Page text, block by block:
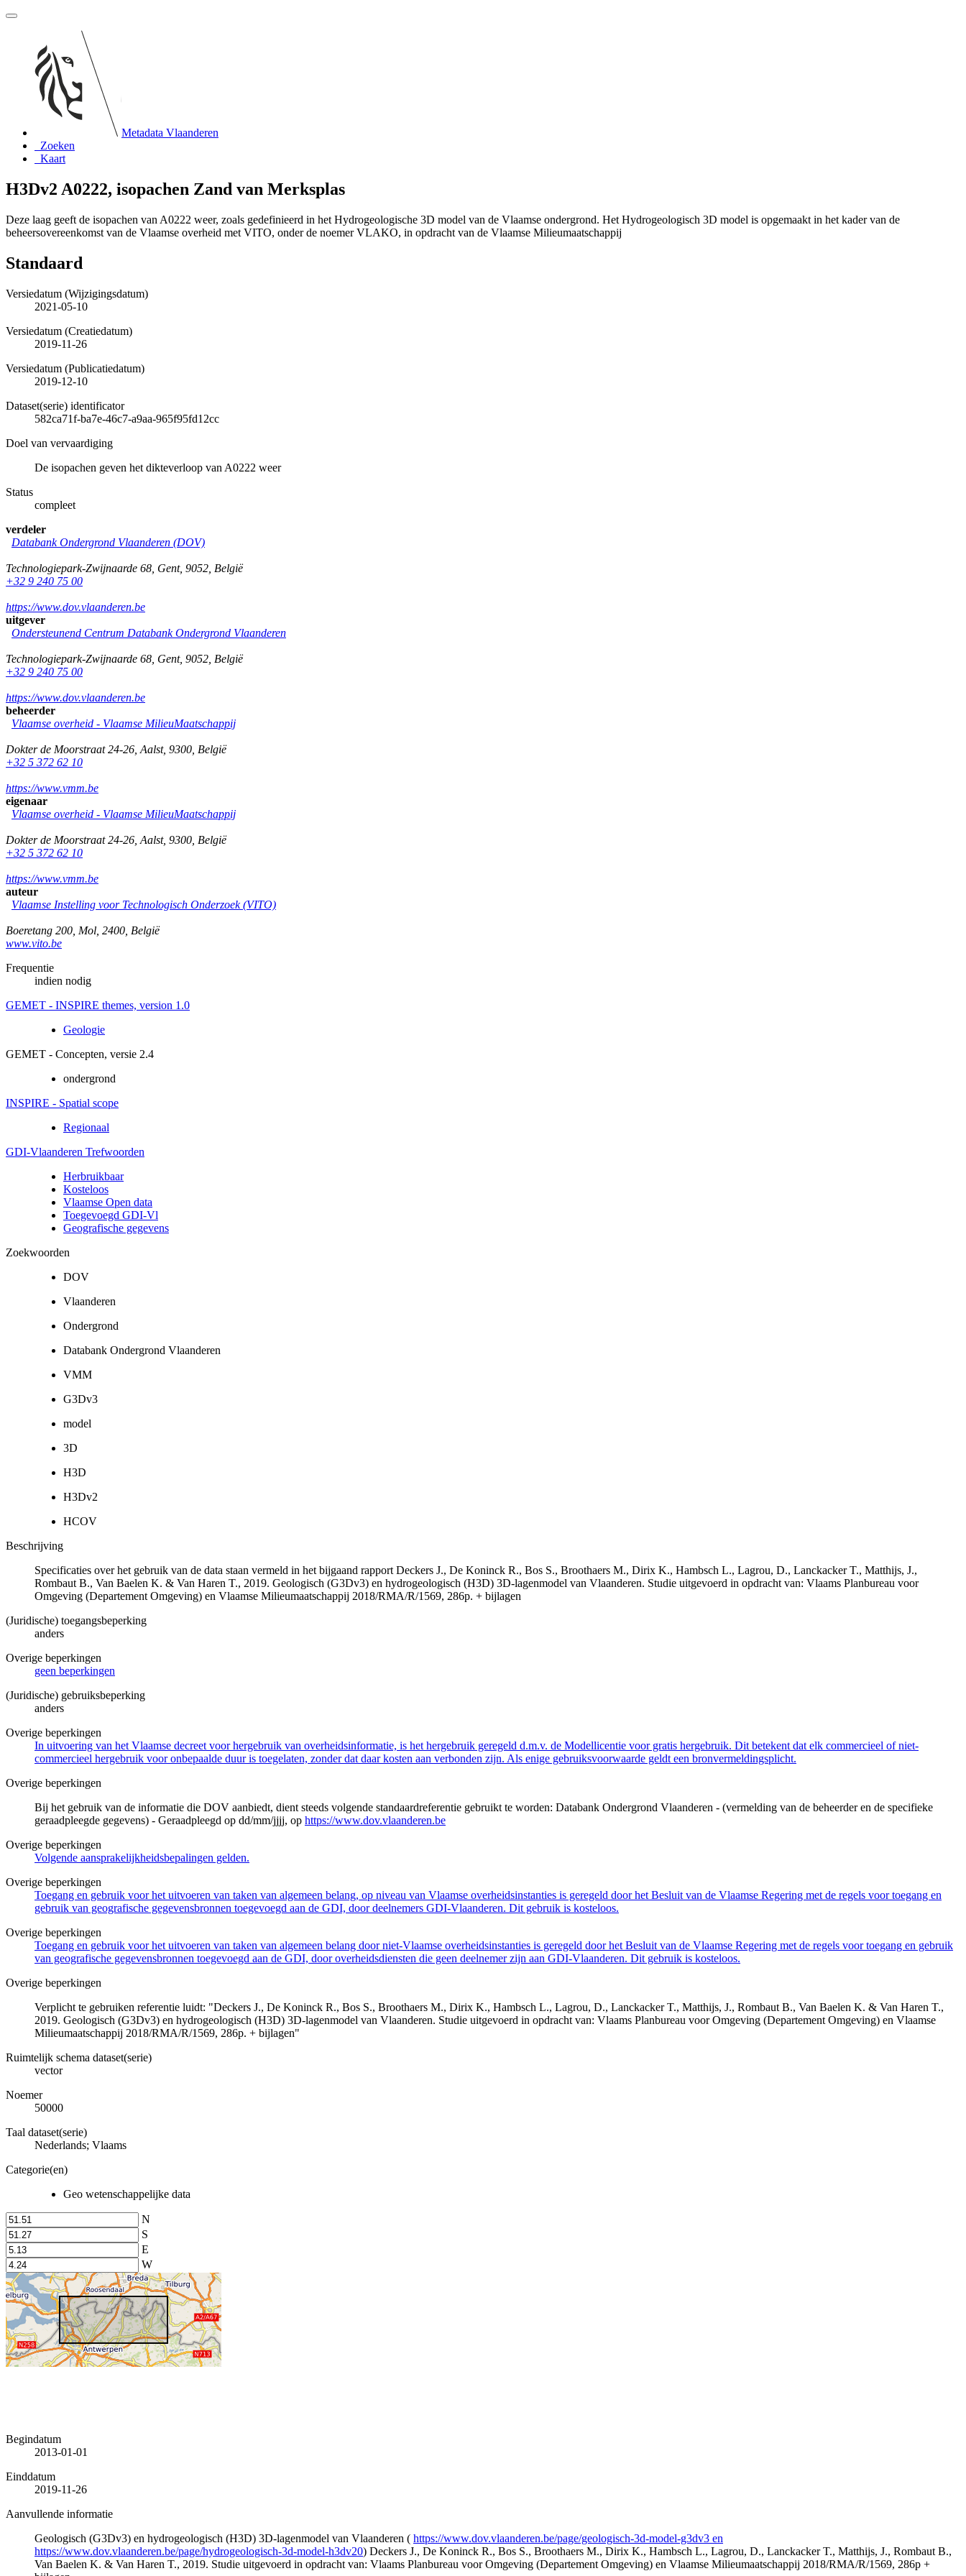
Metadata Vlaanderen
Zoeken
Kaart
H3Dv2 A0222, isopachen Zand van Merksplas
Deze laag geeft de isopachen van A0222 weer, zoals gedefinieerd in het Hydrogeologische 3D model van de Vlaamse ondergrond. Het Hydrogeologisch 3D model is opgemaakt in het kader van de
beheersovereenkomst van de Vlaamse overheid met VITO, onder de noemer VLAKO, in opdracht van de Vlaamse Milieumaatschappij
Standaard
Versiedatum (Wijzigingsdatum)
2021-05-10
Versiedatum (Creatiedatum)
2019-11-26
Versiedatum (Publicatiedatum)
2019-12-10
Dataset(serie) identificator
582ca71f-ba7e-46c7-a9aa-965f95fd12cc
Doel van vervaardiging
De isopachen geven het dikteverloop van A0222 weer
Status
compleet
verdeler
Databank Ondergrond Vlaanderen (DOV)
Technologiepark-Zwijnaarde 68 Gent, 9052 België
+32 9 240 75 00
https://www.dov.vlaanderen.be
uitgever
Ondersteunend Centrum Databank Ondergrond Vlaanderen
Technologiepark-Zwijnaarde 68 Gent, 9052 België
+32 9 240 75 00
https://www.dov.vlaanderen.be
beheerder
Vlaamse overheid - Vlaamse MilieuMaatschappij
Dokter de Moorstraat 24-26 Aalst, 9300 België
+32 5 372 62 10
https://www.vmm.be
eigenaar
Vlaamse overheid - Vlaamse MilieuMaatschappij
Dokter de Moorstraat 24-26 Aalst, 9300 België
+32 5 372 62 10
https://www.vmm.be
auteur
Vlaamse Instelling voor Technologisch Onderzoek (VITO)
Boeretang 200 Mol 2400 België
www.vito.be
Frequentie
indien nodig
GEMET - INSPIRE themes, version 1.0
Geologie
GEMET - Concepten, versie 2.4
ondergrond
INSPIRE - Spatial scope
Regionaal
GDI-Vlaanderen Trefwoorden
Herbruikbaar
Kosteloos
Vlaamse Open data
Toegevoegd GDI-Vl
Geografische gegevens
Zoekwoorden
DOV
Vlaanderen
Ondergrond
Databank Ondergrond Vlaanderen
VMM
G3Dv3
model
3D
H3D
H3Dv2
HCOV
Beschrijving
Specificaties over het gebruik van de data staan vermeld in het bijgaand rapport Deckers J., De Koninck R., Bos S., Broothaers M., Dirix K., Hambsch L., Lagrou, D., Lanckacker T., Matthijs, J.,
Rombaut B., Van Baelen K. & Van Haren T., 2019. Geologisch (G3Dv3) en hydrogeologisch (H3D) 3D-lagenmodel van Vlaanderen. Studie uitgevoerd in opdracht van: Vlaams Planbureau voor
Omgeving (Departement Omgeving) en Vlaamse Milieumaatschappij 2018/RMA/R/1569, 286p. + bijlagen
(Juridische) toegangsbeperking
anders
Overige beperkingen
geen beperkingen
(Juridische) gebruiksbeperking
anders
Overige beperkingen
In uitvoering van het Vlaamse decreet voor hergebruik van overheidsinformatie, is het hergebruik geregeld d.m.v. de Modellicentie voor gratis hergebruik. Dit betekent dat elk commercieel of niet-
commercieel hergebruik voor onbepaalde duur is toegelaten, zonder dat daar kosten aan verbonden zijn. Als enige gebruiksvoorwaarde geldt een bronvermeldingsplicht.
Overige beperkingen
Bij het gebruik van de informatie die DOV aanbiedt, dient steeds volgende standaardreferentie gebruikt te worden: Databank Ondergrond Vlaanderen - (vermelding van de beheerder en de specifieke
geraadpleegde gegevens) - Geraadpleegd op dd/mm/jjjj, op https://www.dov.vlaanderen.be
Overige beperkingen
Volgende aansprakelijkheidsbepalingen gelden.
Overige beperkingen
Toegang en gebruik voor het uitvoeren van taken van algemeen belang, op niveau van Vlaamse overheidsinstanties is geregeld door het Besluit van de Vlaamse Regering met de regels voor toegang en
gebruik van geografische gegevensbronnen toegevoegd aan de GDI, door deelnemers GDI-Vlaanderen. Dit gebruik is kosteloos.
Overige beperkingen
Toegang en gebruik voor het uitvoeren van taken van algemeen belang door niet-Vlaamse overheidsinstanties is geregeld door het Besluit van de Vlaamse Regering met de regels voor toegang en gebruik
van geografische gegevensbronnen toegevoegd aan de GDI, door overheidsdiensten die geen deelnemer zijn aan GDI-Vlaanderen. Dit gebruik is kosteloos.
Overige beperkingen
Verplicht te gebruiken referentie luidt: "Deckers J., De Koninck R., Bos S., Broothaers M., Dirix K., Hambsch L., Lagrou, D., Lanckacker T., Matthijs, J., Rombaut B., Van Baelen K. & Van Haren T.,
2019. Geologisch (G3Dv3) en hydrogeologisch (H3D) 3D-lagenmodel van Vlaanderen. Studie uitgevoerd in opdracht van: Vlaams Planbureau voor Omgeving (Departement Omgeving) en Vlaamse
Milieumaatschappij 2018/RMA/R/1569, 286p. + bijlagen"
Ruimtelijk schema dataset(serie)
vector
Noemer
50000
Taal dataset(serie)
Nederlands; Vlaams
Categorie(en)
Geo wetenschappelijke data
N
S
E
W
Begindatum
2013-01-01
Einddatum
2019-11-26
Aanvullende informatie
Geologisch (G3Dv3) en hydrogeologisch (H3D) 3D-lagenmodel van Vlaanderen ( https://www.dov.vlaanderen.be/page/geologisch-3d-model-g3dv3 en
https://www.dov.vlaanderen.be/page/hydrogeologisch-3d-model-h3dv20) Deckers J., De Koninck R., Bos S., Broothaers M., Dirix K., Hambsch L., Lagrou, D., Lanckacker T., Matthijs, J., Rombaut B.,
Van Baelen K. & Van Haren T., 2019. Studie uitgevoerd in opdracht van: Vlaams Planbureau voor Omgeving (Departement Omgeving) en Vlaamse Milieumaatschappij 2018/RMA/R/1569, 286p +